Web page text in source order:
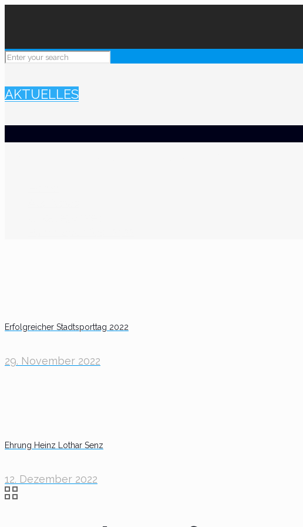
AKTUELLES
Erfolgreicher Stadtsporttag 2022
29. November 2022
Ehrung Heinz Lothar Senz
12. Dezember 2022